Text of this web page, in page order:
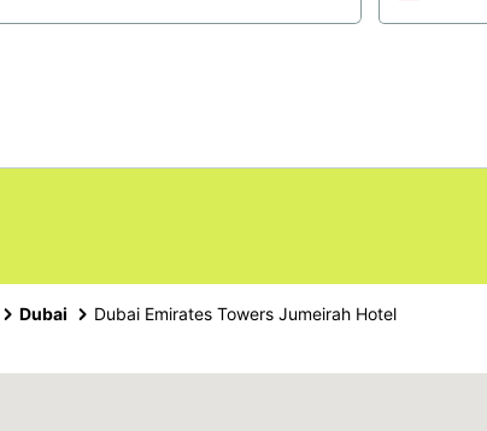
Dubai Dubai Emirates Towers Jumeirah Hotel